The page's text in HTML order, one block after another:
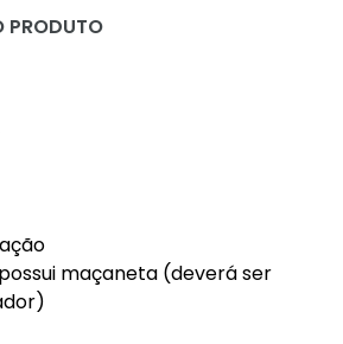
PRODUTO
maçaneta (deverá ser